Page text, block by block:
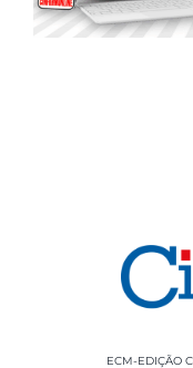
ECM-EDIÇÃO